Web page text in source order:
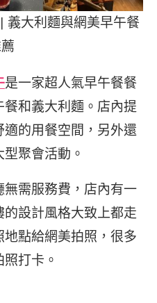
義大利麵與網美早午餐
是一家超人氣早午餐餐
和義大利麵。店內提
的用餐空間，另外還
聚會活動。
無需服務費，店內有一
設計風格大致上都走
點給網美拍照，很多
打卡。